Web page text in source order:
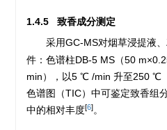
1.4.5 致香成分测定
采用GC-MS对烟草浸提液
件：色谱柱DB-5 MS（50
min），以5 ℃ /min 升至250 ℃
色谱图（TIC）中可鉴定致香组
中的相对丰度[6]。